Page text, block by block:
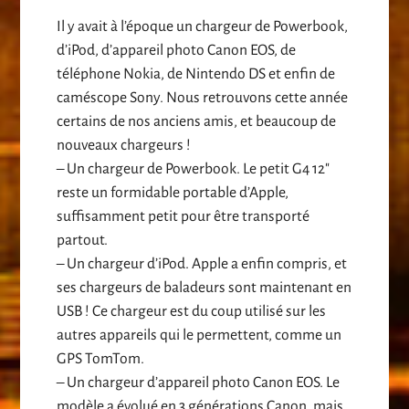
Il y avait à l’époque un chargeur de Powerbook,
d’iPod, d’appareil photo Canon EOS, de
téléphone Nokia, de Nintendo DS et enfin de
caméscope Sony. Nous retrouvons cette année
certains de nos anciens amis, et beaucoup de
nouveaux chargeurs !
– Un chargeur de Powerbook. Le petit G4 12″
reste un formidable portable d’Apple,
suffisamment petit pour être transporté
partout.
– Un chargeur d’iPod. Apple a enfin compris, et
ses chargeurs de baladeurs sont maintenant en
USB ! Ce chargeur est du coup utilisé sur les
autres appareils qui le permettent, comme un
GPS TomTom.
– Un chargeur d’appareil photo Canon EOS. Le